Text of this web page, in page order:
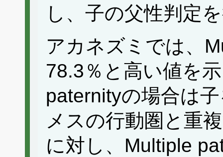
し、子の父性判定
アカネズミでは、
78.3％と高い値を
paternityの場合は
メスの行動圏と重
に対し、Multiple